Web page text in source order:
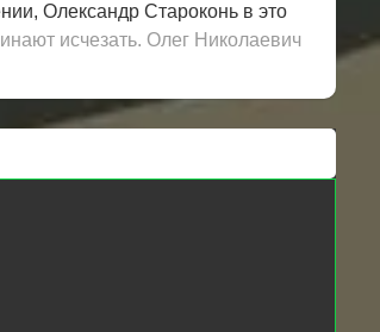
Олександр Староконь в это
исчезать. Олег Николаевич